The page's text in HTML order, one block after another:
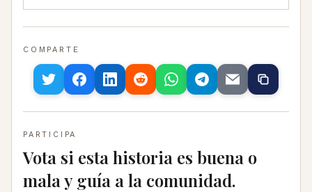
COMPARTE
PARTICIPA
Vota si esta historia es buena o
mala y guía a la comunidad.